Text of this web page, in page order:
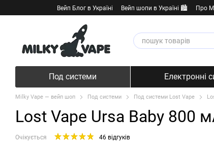
Перейти к основному контенту
Вейп Блог в Україні Вейп шопи в Україні 🏙️ Про
Под системи Електронні
Milky Vape — вейп шоп Под системи Под системи Lost Vape
Lost Vape Ursa Baby 800
Очікується 46 відгуків